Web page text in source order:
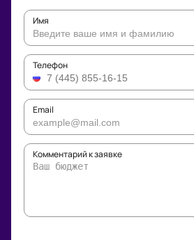
Имя
Телефон
Email
Комментарий к заявке